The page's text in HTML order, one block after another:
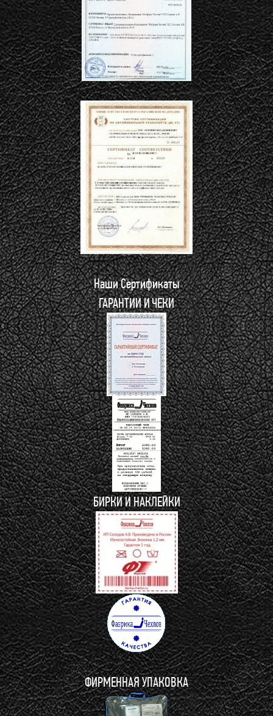
Наши Сертификаты
ГАРАНТИИ И ЧЕКИ
БИРКИ И НАКЛЕЙКИ
ФИРМЕННАЯ УПАКОВКА